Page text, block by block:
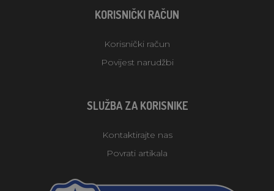
KORISNIČKI RAČUN
Korisnički račun
Povijest narudžbi
SLUŽBA ZA KORISNIKE
Kontaktirajte nas
Povrati artikala